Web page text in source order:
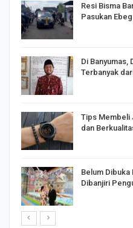
Resi Bisma
Pasukan
Di Banyumas,
Terbanyak
Tips Membeli
dan
Belum Dibuka
Dibanjiri